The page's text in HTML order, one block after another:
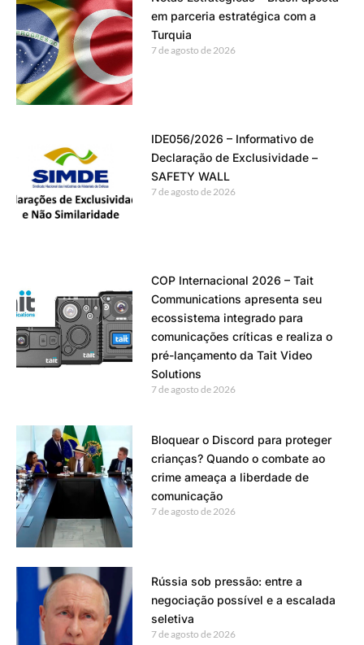
em parceria estratégica com a
Turquia
7 de agosto de 2026
IDE056/2026 – Informativo de
Declaração de Exclusividade –
SAFETY WALL
7 de agosto de 2026
COP Internacional 2026 – Tait
Communications apresenta seu
ecossistema integrado para
comunicações críticas e realiza o
pré-lançamento da Tait Video
Solutions
7 de agosto de 2026
Bloquear o Discord para proteger
crianças? Quando o combate ao
crime ameaça a liberdade de
comunicação
7 de agosto de 2026
Rússia sob pressão: entre a
negociação possível e a escalada
seletiva
7 de agosto de 2026